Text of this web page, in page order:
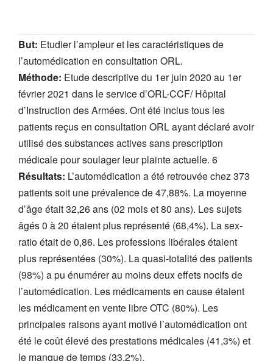
But: Etudier l’ampleur et les caractéristiques de
l’automédication en consultation ORL.
Méthode: Etude descriptive du 1er juin 2020 au 1er
février 2021 dans le service d’ORL-CCF/ Hôpital
d’Instruction des Armées. Ont été inclus tous les
patients reçus en consultation ORL ayant déclaré avoir
utilisé des substances actives sans prescription
médicale pour soulager leur plainte actuelle. 6
Résultats: L’automédication a été retrouvée chez 373
patients soit une prévalence de 47,88%. La moyenne
d’âge était 32,26 ans (02 mois et 80 ans). Les sujets
âgés 0 à 20 étaient plus représenté (68,4%). La sex-
ratio était de 0,86. Les professions libérales étaient
plus représentées (30%). La quasi-totalité des patients
(98%) a pu énumérer au moins deux effets nocifs de
l’automédication. Les médicaments en cause étaient
les médicament en vente libre OTC (80%). Les
principales raisons ayant motivé l’automédication ont
été le coût élevé des prestations médicales (41,3%) et
le manque de temps (33,2%).